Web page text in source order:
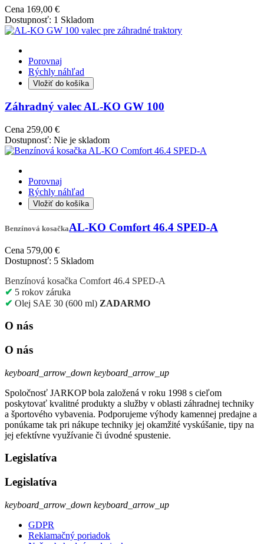
Cena 169,00 €
Dostupnosť: 1 Skladom
Porovnaj
Rýchly náhľad
Vložiť do košíka
Záhradný valec AL-KO GW 100
Cena 259,00 €
Dostupnosť: Nie je skladom
Porovnaj
Rýchly náhľad
Vložiť do košíka
Benzínová kosačkaAL-KO Comfort 46.4 SPED-A
Cena 579,00 €
Dostupnosť: 5 Skladom
Benzínová kosačka Comfort 46.4 SPED-A
✔ 5 rokov záruka
✔ Olej SAE 30 (600 ml) ZADARMO
O nás
O nás
keyboard_arrow_down keyboard_arrow_up
Spoločnosť JARKOP bola založená v roku 1998 s cieľom
poskytovať kvalitné produkty a služby v oblasti záhradnej techniky
a športového vybavenia. Podporujeme výhody kamennej predajne a
ponúkame tak pri nákupe techniky jej okamžité vyskúšanie, tipy na
jej efektívne využívanie či úvodné spustenie.
Legislatíva
Legislatíva
keyboard_arrow_down keyboard_arrow_up
GDPR
Reklamačný poriadok